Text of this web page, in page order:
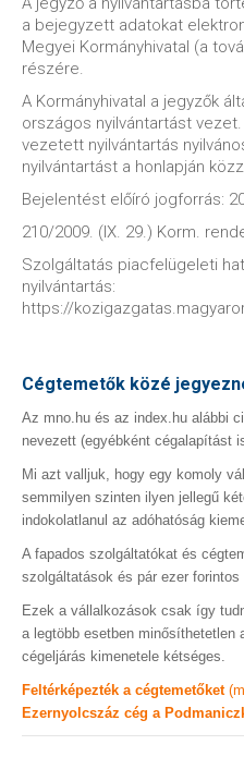
a bejegyzett adatokat
Megyei Kormányhivatal (a
részére.
A Kormányhivatal a jegyzők
országos nyilvántartást vezet.
vezetett nyilvántartás
nyilvántartást a honlapján
Bejelentést előíró jogforrás:
210/2009. (IX. 29.) Korm.
Szolgáltatás piacfelügeleti
nyilvántartás:
https://
Cégtemetők közé
Az mno.hu és az index.hu alábbi
nevezett (egyébként cégalapítást
Mi azt valljuk, hogy egy komoly
semmilyen szinten ilyen jellegű
indokolatlanul az adóhatóság
A fapados szolgáltatókat és
szolgáltatások és pár ezer
Ezek a vállalkozások csak így
a legtöbb esetben
cégeljárás kimenetele kétséges.
Feltérképezték a cégtemetőket
Ezernyolcszáz cég a